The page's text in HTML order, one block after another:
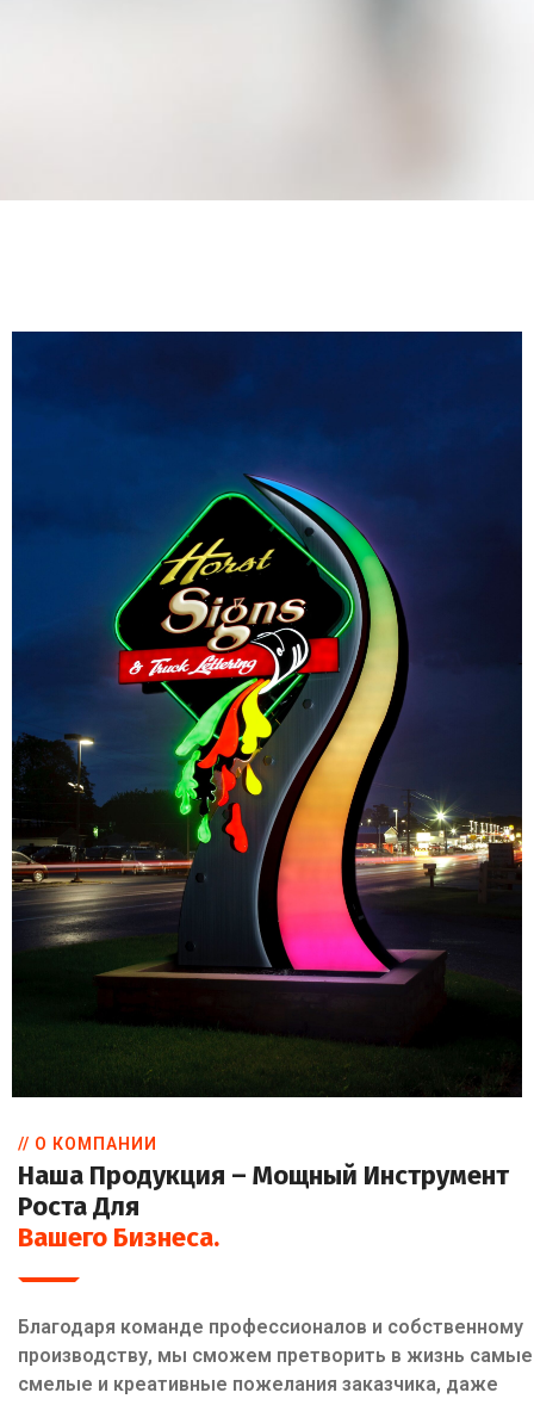
// О КОМПАНИИ
Наша Продукция – Мощный Инструмент
Роста Для
Вашего Бизнеса.
Благодаря команде профессионалов и собственному
производству, мы сможем претворить в жизнь самые
смелые и креативные пожелания заказчика, даже